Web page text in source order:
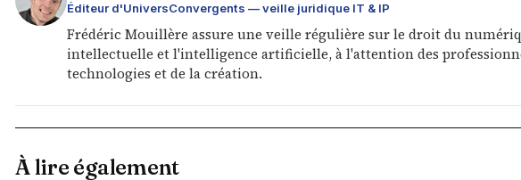
Éditeur d'UniversConvergents — veille juridique IT & IP
Frédéric Mouillère assure une veille régulière sur le droit du
intellectuelle et l'intelligence artificielle, à l'attention des
technologies et de la création.
À lire également